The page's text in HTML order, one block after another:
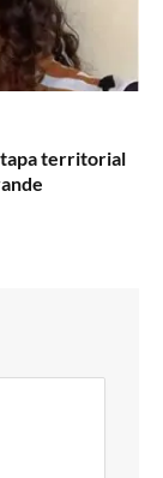
territorial